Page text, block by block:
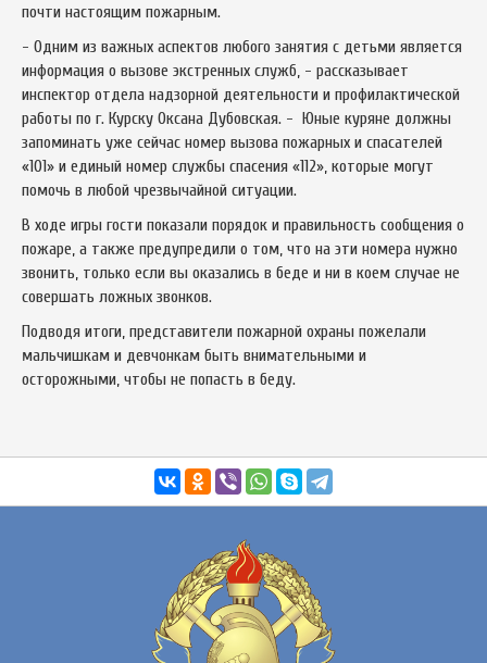
почти настоящим пожарным.
- Одним из важных аспектов любого занятия с детьми является
информация о вызове экстренных служб, - рассказывает
инспектор отдела надзорной деятельности и профилактической
работы по г. Курску Оксана Дубовская. - Юные куряне должны
запоминать уже сейчас номер вызова пожарных и спасателей
«101» и единый номер службы спасения «112», которые могут
помочь в любой чрезвычайной ситуации.
В ходе игры гости показали порядок и правильность сообщения о
пожаре, а также предупредили о том, что на эти номера нужно
звонить, только если вы оказались в беде и ни в коем случае не
совершать ложных звонков.
Подводя итоги, представители пожарной охраны пожелали
мальчишкам и девчонкам быть внимательными и
осторожными, чтобы не попасть в беду.